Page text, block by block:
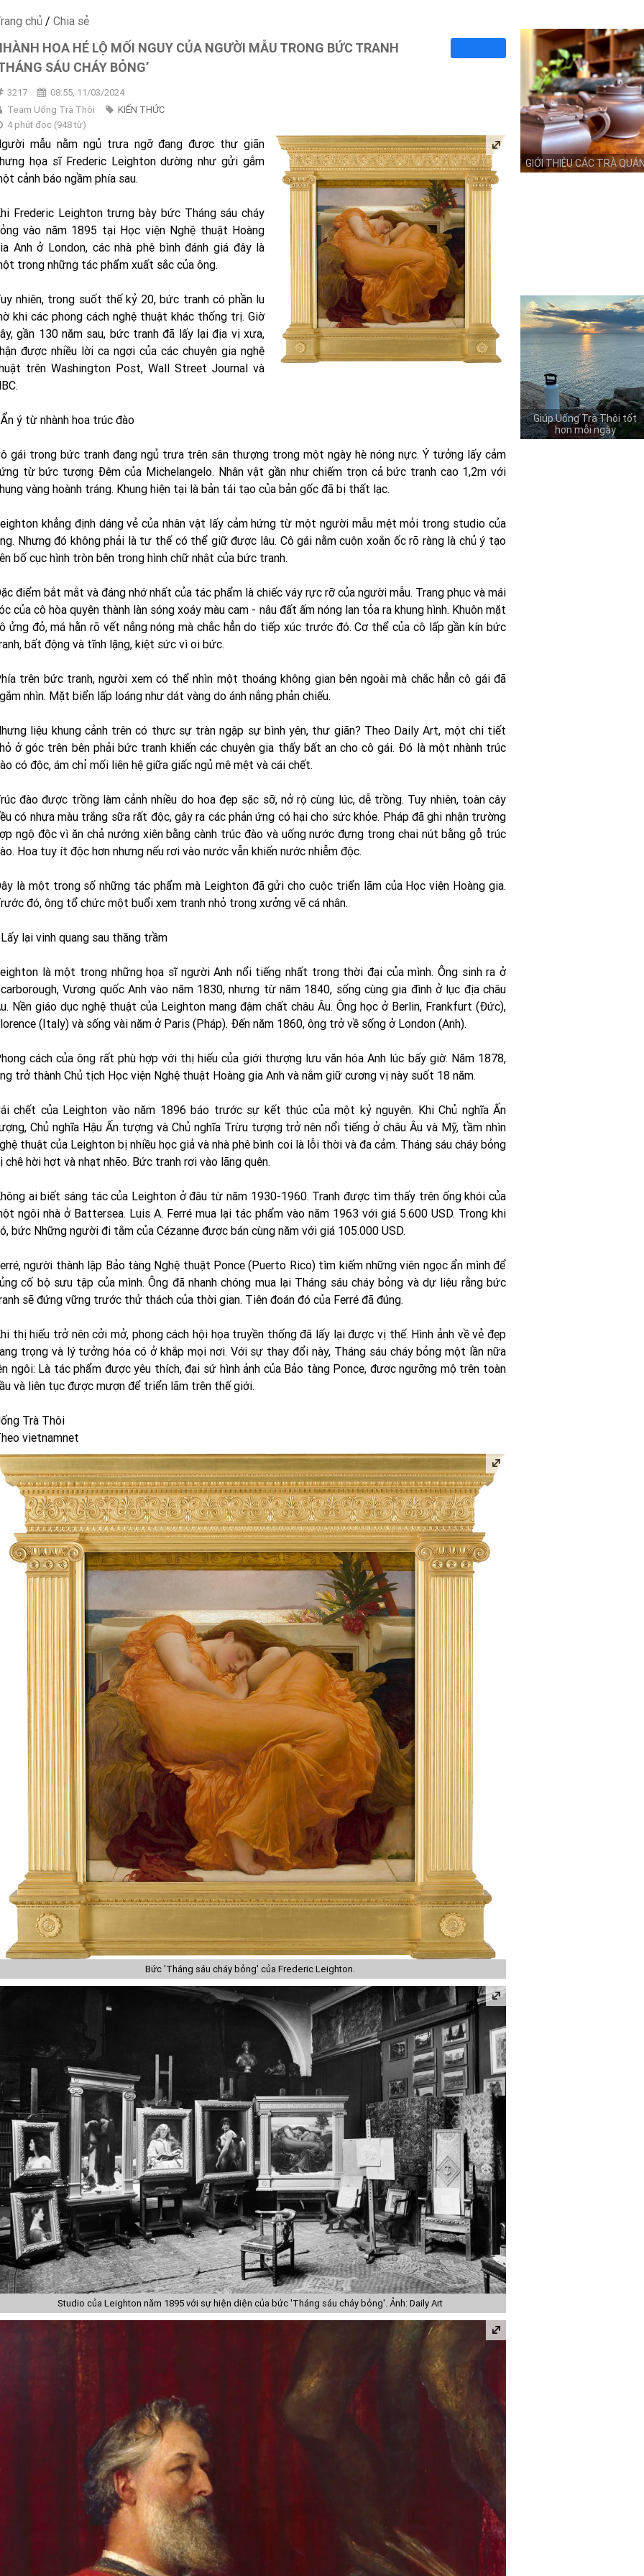
chủ / Chia sẻ
HOA HÉ LỘ MỐI NGUY CỦA NGƯỜI MẪU TRONG BỨC TRANH
SÁU CHÁY BỎNG’
3217
08:55, 11/03/2024
Team Uống Trà Thôi
KIẾN THỨC
4 phút đọc(948từ)
mẫu nằm ngủ trưa ngỡ đang được thư giãn
họa sĩ Frederic Leighton dường như gửi gắm
cảnh báo ngầm phía sau.
Frederic Leighton trưng bày bức Tháng sáu cháy
vào năm 1895 tại Học viện Nghệ thuật Hoàng
Anh ở London, các nhà phê bình đánh giá đây là
trong những tác phẩm xuất sắc của ông.
nhiên, trong suốt thế kỷ 20, bức tranh có phần lu
khi các phong cách nghệ thuật khác thống trị. Giờ
gần 130 năm sau, bức tranh đã lấy lại địa vị xưa,
được nhiều lời ca ngợi của các chuyên gia nghệ
trên Washington Post, Wall Street Journal và
ý từ nhành hoa trúc đào
gái trong bức tranh đang ngủ trưa trên sân thượng trong một ngày hè nóng nực. Ý tưởng lấy cảm
từ bức tượng Đêm của Michelangelo. Nhân vật gần như chiếm trọn cả bức tranh cao 1,2m với
vàng hoành tráng. Khung hiện tại là bản tái tạo của bản gốc đã bị thất lạc.
khẳng định dáng vẻ của nhân vật lấy cảm hứng từ một người mẫu mệt mỏi trong studio của
Nhưng đó không phải là tư thế có thể giữ được lâu. Cô gái nằm cuộn xoắn ốc rõ ràng là chủ ý tạo
bố cục hình tròn bên trong hình chữ nhật của bức tranh.
điểm bắt mắt và đáng nhớ nhất của tác phẩm là chiếc váy rực rỡ của người mẫu. Trang phục và mái
của cô hòa quyện thành làn sóng xoáy màu cam - nâu đất ấm nóng lan tỏa ra khung hình. Khuôn mặt
ửng đỏ, má hằn rõ vết nắng nóng mà chắc hẳn do tiếp xúc trước đó. Cơ thể của cô lấp gần kín bức
bất động và tĩnh lặng, kiệt sức vì oi bức.
trên bức tranh, người xem có thể nhìn một thoáng không gian bên ngoài mà chắc hẳn cô gái đã
nhìn. Mặt biển lấp loáng như dát vàng do ánh nắng phản chiếu.
liệu khung cảnh trên có thực sự tràn ngập sự bình yên, thư giãn? Theo Daily Art, một chi tiết
ở góc trên bên phải bức tranh khiến các chuyên gia thấy bất an cho cô gái. Đó là một nhành trúc
có độc, ám chỉ mối liên hệ giữa giấc ngủ mê mệt và cái chết.
đào được trồng làm cảnh nhiều do hoa đẹp sặc sỡ, nở rộ cùng lúc, dễ trồng. Tuy nhiên, toàn cây
có nhựa màu trắng sữa rất độc, gây ra các phản ứng có hại cho sức khỏe. Pháp đã ghi nhận trường
ngộ độc vì ăn chả nướng xiên bằng cành trúc đào và uống nước đựng trong chai nút bằng gỗ trúc
Hoa tuy ít độc hơn nhưng nếu rơi vào nước vẫn khiến nước nhiễm độc.
là một trong số những tác phẩm mà Leighton đã gửi cho cuộc triển lãm của Học viện Hoàng gia.
đó, ông tổ chức một buổi xem tranh nhỏ trong xưởng vẽ cá nhân.
lại vinh quang sau thăng trầm
là một trong những họa sĩ người Anh nổi tiếng nhất trong thời đại của mình. Ông sinh ra ở
Vương quốc Anh vào năm 1830, nhưng từ năm 1840, sống cùng gia đình ở lục địa châu
Nền giáo dục nghệ thuật của Leighton mang đậm chất châu Âu. Ông học ở Berlin, Frankfurt (Đức),
(Italy) và sống vài năm ở Paris (Pháp). Đến năm 1860, ông trở về sống ở London (Anh).
cách của ông rất phù hợp với thị hiếu của giới thượng lưu văn hóa Anh lúc bấy giờ. Năm 1878,
trở thành Chủ tịch Học viện Nghệ thuật Hoàng gia Anh và nắm giữ cương vị này suốt 18 năm.
chết của Leighton vào năm 1896 báo trước sự kết thúc của một kỷ nguyên. Khi Chủ nghĩa Ấn
Chủ nghĩa Hậu Ấn tượng và Chủ nghĩa Trừu tượng trở nên nổi tiếng ở châu Âu và Mỹ, tầm nhìn
thuật của Leighton bị nhiều học giả và nhà phê bình coi là lỗi thời và đa cảm. Tháng sáu cháy bỏng
chê hời hợt và nhạt nhẽo. Bức tranh rơi vào lãng quên.
ai biết sáng tác của Leighton ở đâu từ năm 1930-1960. Tranh được tìm thấy trên ống khói của
ngôi nhà ở Battersea. Luis A. Ferré mua lại tác phẩm vào năm 1963 với giá 5.600 USD. Trong khi
bức Những người đi tắm của Cézanne được bán cùng năm với giá 105.000 USD.
người thành lập Bảo tàng Nghệ thuật Ponce (Puerto Rico) tìm kiếm những viên ngọc ẩn mình để
cố bộ sưu tập của mình. Ông đã nhanh chóng mua lại Tháng sáu cháy bỏng và dự liệu rằng bức
sẽ đứng vững trước thử thách của thời gian. Tiên đoán đó của Ferré đã đúng.
thị hiếu trở nên cởi mở, phong cách hội họa truyền thống đã lấy lại được vị thế. Hình ảnh về vẻ đẹp
trọng và lý tưởng hóa có ở khắp mọi nơi. Với sự thay đổi này, Tháng sáu cháy bỏng một lần nữa
ngôi: Là tác phẩm được yêu thích, đại sứ hình ảnh của Bảo tàng Ponce, được ngưỡng mộ trên toàn
và liên tục được mượn để triển lãm trên thế giới.
Trà Thôi
vietnamnet
Bức 'Tháng sáu cháy bỏng' của Frederic Leighton.
Studio của Leighton năm 1895 với sự hiện diện của bức 'Tháng sáu cháy bỏng'. Ảnh: Daily Art
GIỚI THIỆU CÁC TRÀ
Giúp Uống Trà Thôi tốt
hơn mỗi ngày